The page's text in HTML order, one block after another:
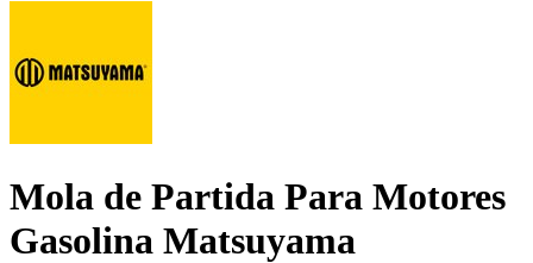
Mola de Partida Para Motores
Gasolina Matsuyama